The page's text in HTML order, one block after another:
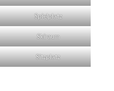
Spielplatz
Skiraum
Sitzplatz